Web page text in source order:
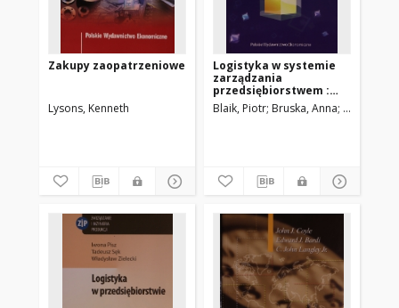
Zakupy zaopatrzeniowe
Lysons, Kenneth
Logistyka w systemie
zarządzania
przedsiębiorstwem :
relacje i kierunki zmian
Blaik, Piotr Bruska, Anna Kauf,